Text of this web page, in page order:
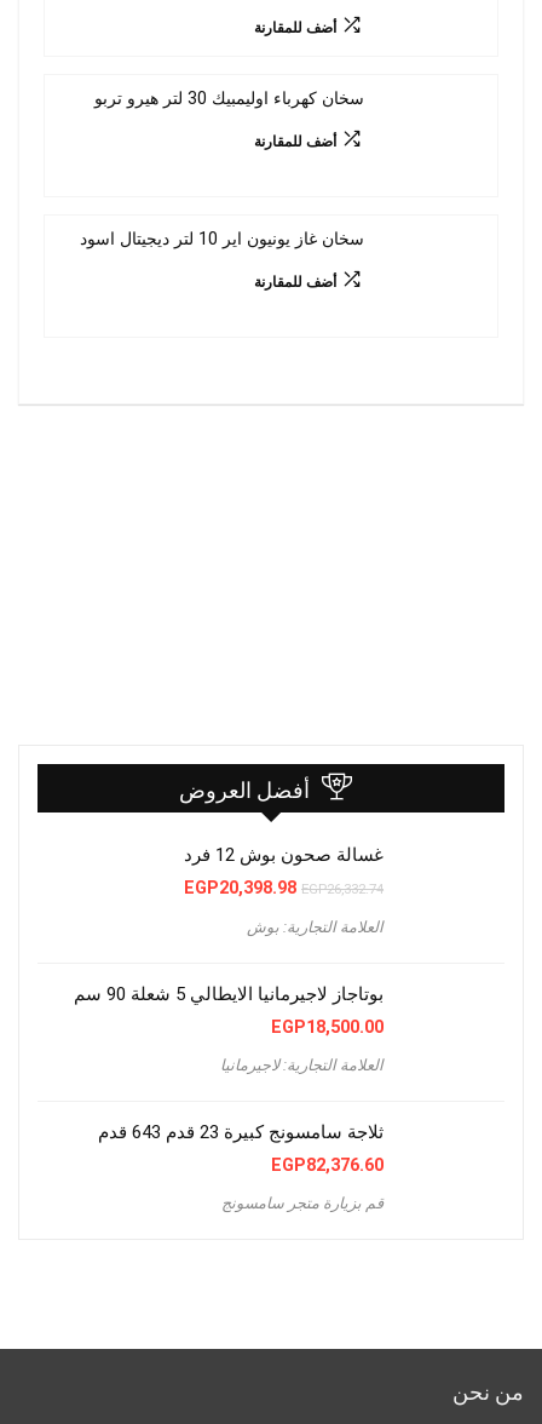
أضف للمقارنة
سخان كهرباء اوليمبيك 30 لتر هيرو تربو
أضف للمقارنة
سخان غاز يونيون اير 10 لتر ديجيتال اسود
أضف للمقارنة
أفضل العروض
غسالة صحون بوش 12 فرد
EGP26,332.74
السعر
هو:
EGP26,332.74.
EGP20,398.98
العلامة التجارية: بوش
بوتاجاز لاجيرمانيا الايطالي 5 شعلة 90 سم
EGP18,500.00
العلامة التجارية: لاجيرمانيا
ثلاجة سامسونج كبيرة 23 قدم 643 قدم
EGP82,376.60
قم بزيارة متجر سامسونج
من نحن